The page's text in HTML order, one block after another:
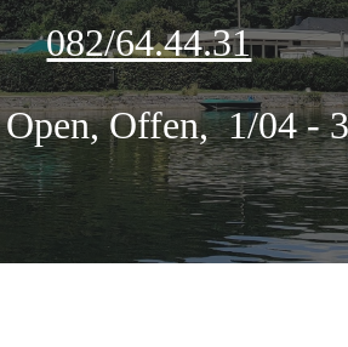
082/64.44.31
Offen, 1/04 -